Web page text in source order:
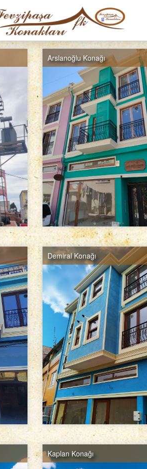
Arslanoğlu Konağı
Demiral Konağı
Kaplan Konağı